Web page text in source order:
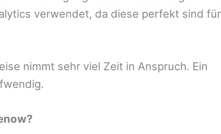
verwendet, da diese perfekt sind für
nimmt sehr viel Zeit in Anspruch. Ein
?